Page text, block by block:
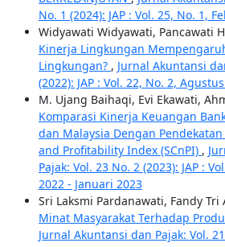
No. 1 (2024): JAP : Vol. 25, No. 1,
Widyawati Widyawati, Pancawati
Kinerja Lingkungan
Lingkungan? , Jurnal Akuntansi
(2022): JAP : Vol. 22, No. 2,
M. Ujang Baihaqi, Evi Ekawati,
Komparasi Kinerja Keuangan
dan Malaysia Dengan
and Profitability Index (SCnPI) ,
Pajak: Vol. 23 No. 2 (2023): JAP :
2022 - Januari 2023
Sri Laksmi Pardanawati, Fandy Tri
Minat Masyarakat Terhadap
Jurnal Akuntansi dan Pajak: Vol. 21